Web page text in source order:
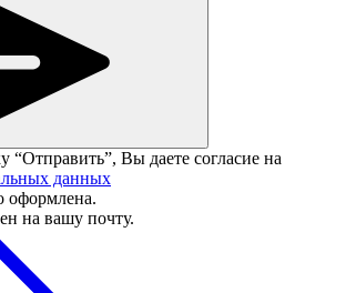
“Отправить”, Вы даете согласие на
данных
оформлена.
на вашу почту.